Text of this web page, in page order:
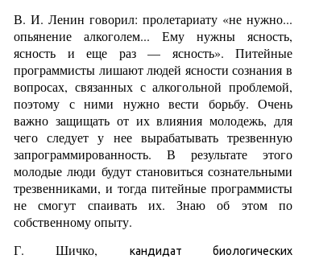
В. И. Ленин говорил: пролетариату «не нужно...
опьянение алкоголем... Ему нужны ясность,
ясность и еще раз — ясность». Питейные
программисты лишают людей ясности сознания в
вопросах, связанных с алкогольной проблемой,
поэтому с ними нужно вести борьбу. Очень
важно защищать от их влияния молодежь, для
чего следует у нее вырабатывать трезвенную
запрограммированность. В результате этого
молодые люди будут становиться сознательными
трезвенниками, и тогда питейные программисты
не смогут спаивать их. Знаю об этом по
собственному опыту.
Г. Шичко,
кандидат биологических